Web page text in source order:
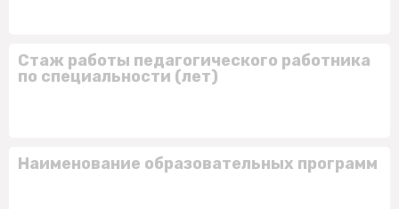
Стаж работы педагогического работника
по специальности (лет)
Наименование образовательных программ